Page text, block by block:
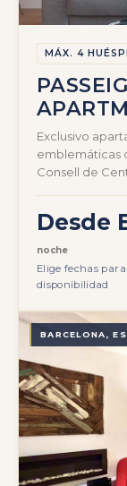
MÁX. 4
Exclusivo
emblemáticas
Consell de
Desde
noche
Elige fechas
disponibilidad
BARCELONA,